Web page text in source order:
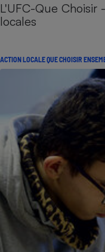
L'UFC-Que Choisir
locales
ACTION LOCALE QUE CHOISIR